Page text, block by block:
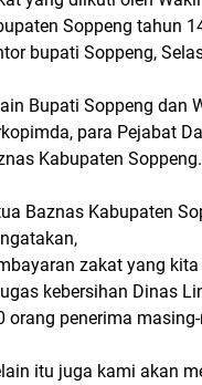
Soppeng tahun
bupati Soppeng,
Bupati Soppeng dan
para Pejabat
Kabupaten Soppeng.
Baznas Kabupaten
zakat yang
kebersihan Dinas
orang penerima
itu juga kami akan